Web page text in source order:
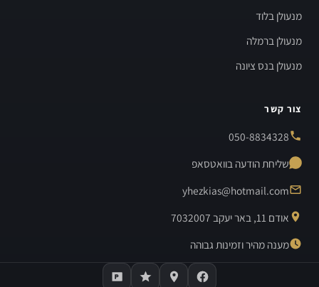
מנעולן בלוד
מנעולן ברמלה
מנעולן בנס ציונה
צור קשר
050-8834328
שליחת הודעה בוואטסאפ
yhezkias@hotmail.com
אודם 11, באר יעקב 7032007
מענה מהיר וזמינות גבוהה